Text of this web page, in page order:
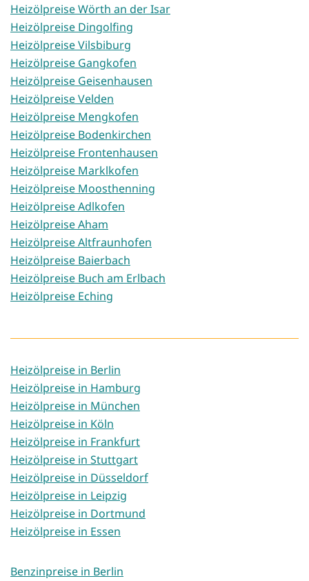
Heizölpreise Wörth an der Isar
Heizölpreise Dingolfing
Heizölpreise Vilsbiburg
Heizölpreise Gangkofen
Heizölpreise Geisenhausen
Heizölpreise Velden
Heizölpreise Mengkofen
Heizölpreise Bodenkirchen
Heizölpreise Frontenhausen
Heizölpreise Marklkofen
Heizölpreise Moosthenning
Heizölpreise Adlkofen
Heizölpreise Aham
Heizölpreise Altfraunhofen
Heizölpreise Baierbach
Heizölpreise Buch am Erlbach
Heizölpreise Eching
Heizölpreise in Berlin
Heizölpreise in Hamburg
Heizölpreise in München
Heizölpreise in Köln
Heizölpreise in Frankfurt
Heizölpreise in Stuttgart
Heizölpreise in Düsseldorf
Heizölpreise in Leipzig
Heizölpreise in Dortmund
Heizölpreise in Essen
Benzinpreise in Berlin